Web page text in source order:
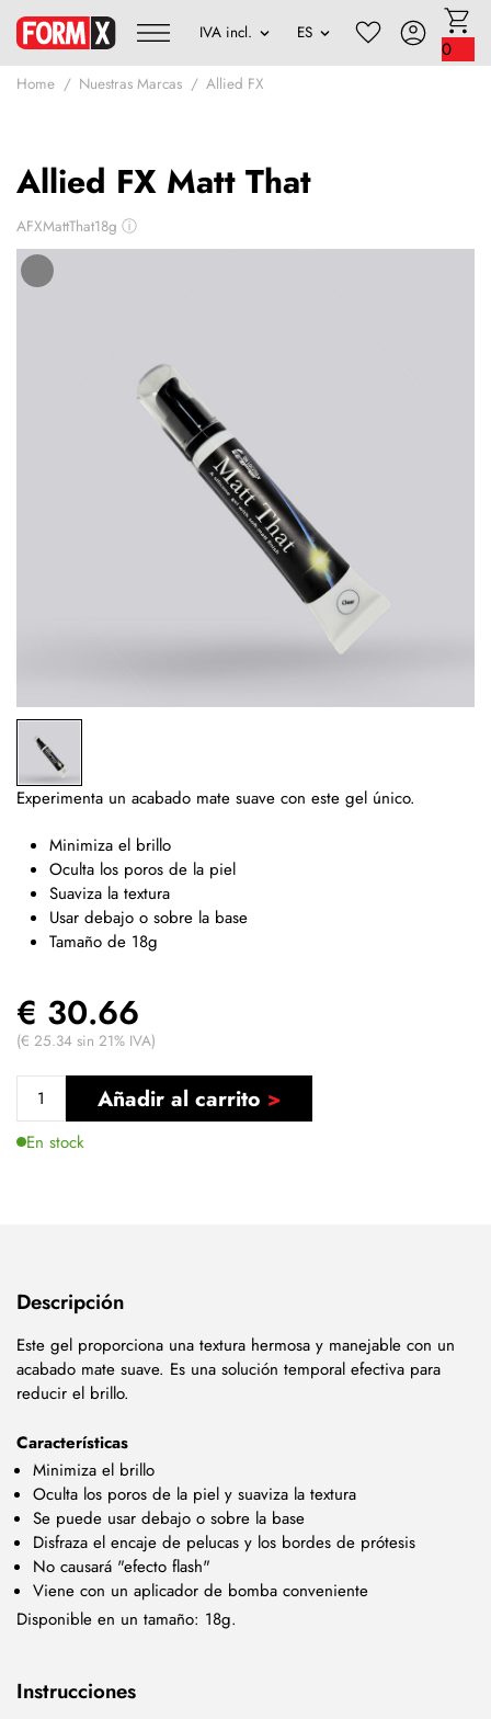
0
Home Nuestras Marcas Allied FX
Allied FX Matt That
AFXMattThat18g ⓘ
Experimenta un acabado mate suave con este gel único.
Minimiza el brillo
Oculta los poros de la piel
Suaviza la textura
Usar debajo o sobre la base
Tamaño de 18g
€ 30.66
(€ 25.34 sin 21% IVA)
Añadir al carrito
En stock
Descripción
Este gel proporciona una textura hermosa y manejable con un
acabado mate suave. Es una solución temporal efectiva para
reducir el brillo.
Características
Minimiza el brillo
Oculta los poros de la piel y suaviza la textura
Se puede usar debajo o sobre la base
Disfraza el encaje de pelucas y los bordes de prótesis
No causará "efecto flash"
Viene con un aplicador de bomba conveniente
Disponible en un tamaño: 18g.
Instrucciones